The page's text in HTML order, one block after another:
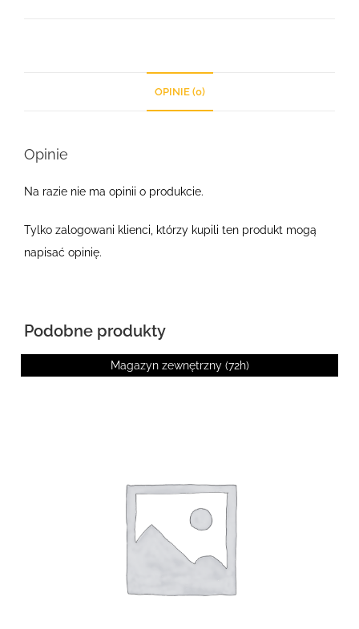
OPINIE (0)
Opinie
Na razie nie ma opinii o produkcie.
Tylko zalogowani klienci, którzy kupili ten produkt mogą
napisać opinię.
Podobne produkty
Magazyn zewnętrzny (72h)